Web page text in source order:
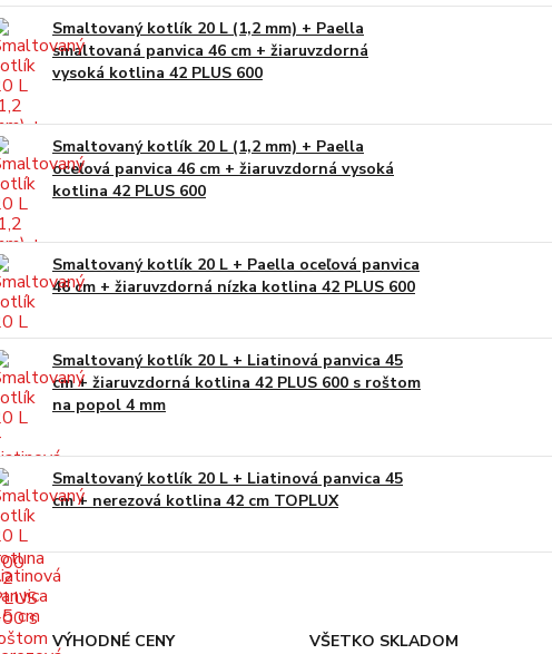
Smaltovaný kotlík 20 L (1,2 mm) + Paella
smaltovaná panvica 46 cm + žiaruvzdorná
vysoká kotlina 42 PLUS 600
Smaltovaný kotlík 20 L (1,2 mm) + Paella
oceľová panvica 46 cm + žiaruvzdorná vysoká
kotlina 42 PLUS 600
Smaltovaný kotlík 20 L + Paella oceľová panvica
46 cm + žiaruvzdorná nízka kotlina 42 PLUS 600
Smaltovaný kotlík 20 L + Liatinová panvica 45
cm + žiaruvzdorná kotlina 42 PLUS 600 s roštom
na popol 4 mm
Smaltovaný kotlík 20 L + Liatinová panvica 45
cm + nerezová kotlina 42 cm TOPLUX
VÝHODNÉ CENY
VŠETKO SKLADOM